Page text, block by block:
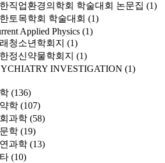
직업환경의학회 학술대회 논문집 (1)
토목학회 학술대회 (1)
Applied Physics (1)
청소년학회지 (1)
정신약물학회지 (1)
INVESTIGATION (1)
(136)
학 (107)
과학 (58)
학 (19)
과학 (13)
(10)